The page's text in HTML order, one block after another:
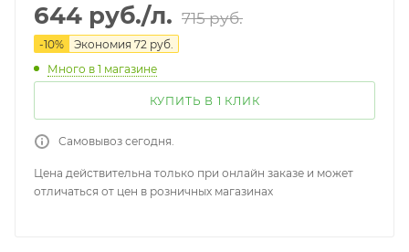
644 руб./л. 715руб.
-10% Экономия 72 руб.
Много в 1 магазине
КУПИТЬ В 1 КЛИК
Самовывоз сегодня.
Цена действительна только при онлайн заказе и может
отличаться от цен в розничных магазинах